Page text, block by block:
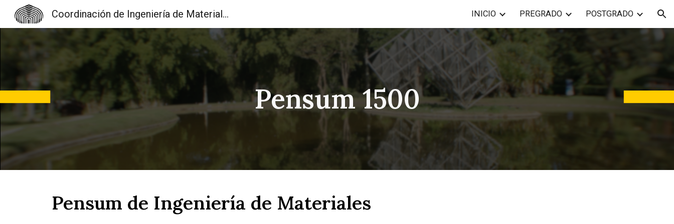
Skip to main content
Coordinación de Ingeniería de Materiales INICIO PREGRADO POSTGRADO
Pensum 1500
Pensum de Ingeniería de Materiales